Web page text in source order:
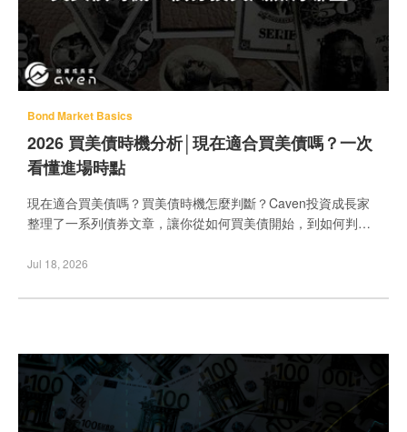
Bond Market Basics
2026 買美債時機分析│現在適合買美債嗎？一次
看懂進場時點
現在適合買美債嗎？買美債時機怎麼判斷？Caven投資成長家
整理了一系列債券文章，讓你從如何買美債開始，到如何判斷
向，完整解析買美債時機，並延伸說明不同投資方式的差異。
市場環境下，做出更適合自己
Jul 18, 2026